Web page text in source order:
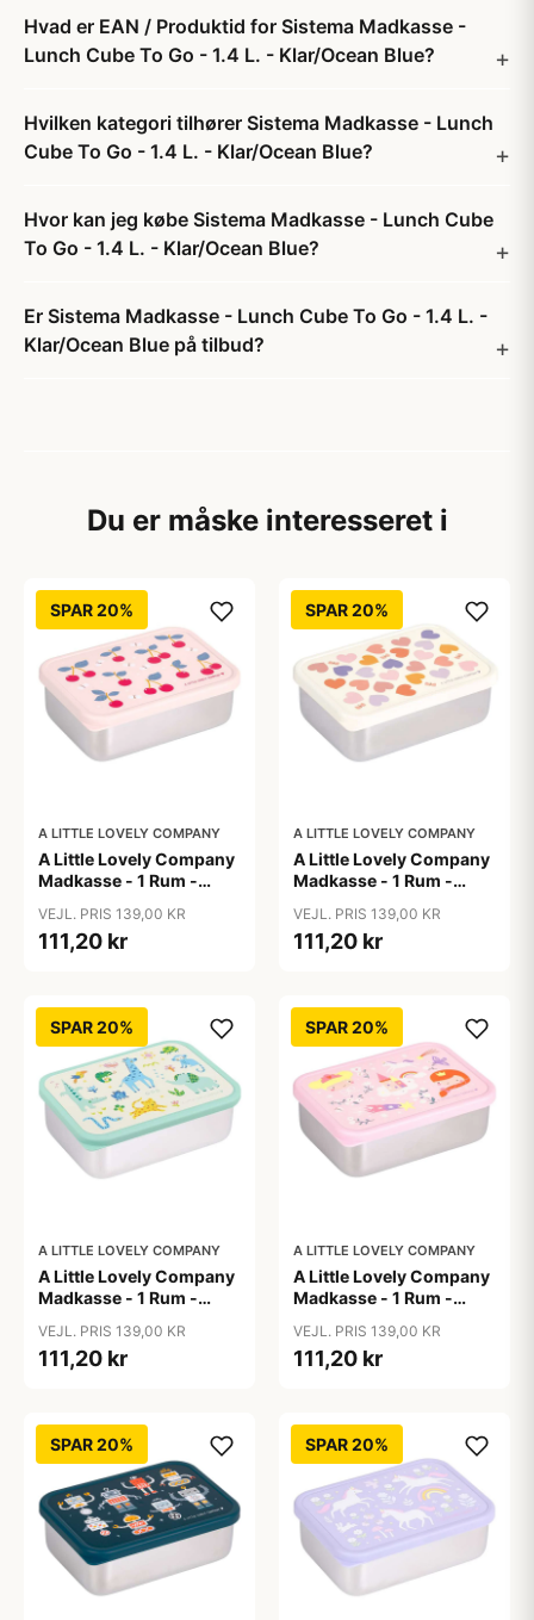
Hvad er EAN / Produktid for Sistema Madkasse -
Lunch Cube To Go - 1.4 L. - Klar/Ocean Blue?
Hvilken kategori tilhører Sistema Madkasse - Lunch
Cube To Go - 1.4 L. - Klar/Ocean Blue?
Hvor kan jeg købe Sistema Madkasse - Lunch Cube
To Go - 1.4 L. - Klar/Ocean Blue?
Er Sistema Madkasse - Lunch Cube To Go - 1.4 L. -
Klar/Ocean Blue på tilbud?
Du er måske interesseret i
SPAR 20%
A LITTLE LOVELY COMPANY
A Little Lovely Company
Madkasse - 1 Rum -
Cherries
VEJL. PRIS 139,00 KR
111,20 kr
SPAR 20%
A LITTLE LOVELY COMPANY
A Little Lovely Company
Madkasse - 1 Rum -
Hearts
VEJL. PRIS 139,00 KR
111,20 kr
SPAR 20%
A LITTLE LOVELY COMPANY
A Little Lovely Company
Madkasse - 1 Rum -
Jungle
VEJL. PRIS 139,00 KR
111,20 kr
SPAR 20%
A LITTLE LOVELY COMPANY
A Little Lovely Company
Madkasse - 1 Rum -
Princesses
VEJL. PRIS 139,00 KR
111,20 kr
SPAR 20% SPAR 20%